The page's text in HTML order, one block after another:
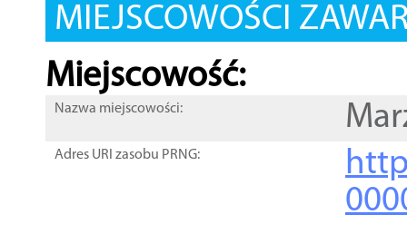
MIEJSCOWOŚCI
Miejscowość:
Nazwa miejscowości:
Adres URI zasobu PRNG: